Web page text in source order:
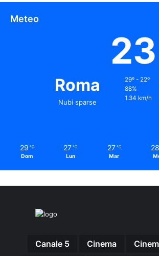
Meteo
Roma
Nubi sparse
23
29º - 22º
88%
1.34 km/h
29 ℃
Dom
27 ℃
Lun
27 ℃
Mar
28
Canale 5 Cinema